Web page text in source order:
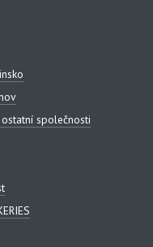
ostatní společnosti